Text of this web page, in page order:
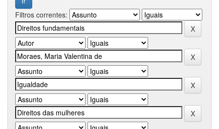
Filtros correntes: